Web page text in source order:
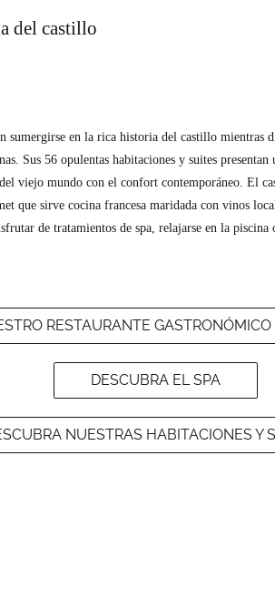
del castillo
sumergirse en la rica historia del castillo mientras
Sus 56 opulentas habitaciones y suites
viejo mundo con el confort contemporáneo. El
que sirve cocina francesa maridada con vinos
de tratamientos de spa, relajarse en la
RESTAURANTE GASTRONÓMICO
DESCUBRA EL SPA
NUESTRAS HABITACIONES Y